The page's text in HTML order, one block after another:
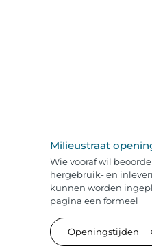
Milieustraat
Wie vooraf wil
hergebruik- en
kunnen worden
pagina een formeel
Openingstijden